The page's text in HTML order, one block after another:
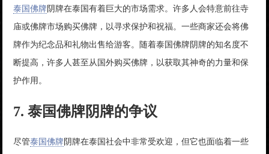
泰国佛牌 阴牌在泰国有着巨大的市场需求。许多人会特意前往寺
庙或佛牌市场购买佛牌，以寻求保护和祝福。一些商家还会将佛
牌作为纪念品和礼物出售给游客。随着泰国佛牌阴牌的知名度不
断提高，许多人甚至从国外购买佛牌，以获取其神奇的力量和保
护作用。
7. 泰国佛牌阴牌的争议
尽管泰国佛牌 阴牌在泰国社会中非常受欢迎，但它也面临着一些